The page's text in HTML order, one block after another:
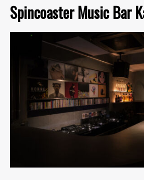
Spincoaster Music Bar